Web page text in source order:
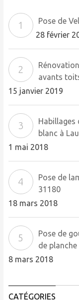
Pose de
28 février
avants
15 janvier 2019
Habillages
blanc à
1 mai 2018
Pose de
31180
18 mars 2018
Pose de
de
8 mars 2018
CATÉGORIES